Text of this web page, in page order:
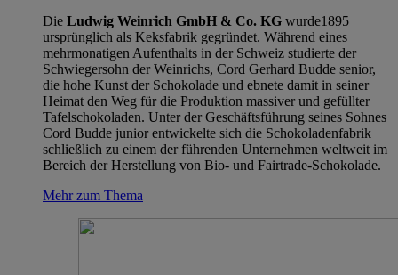
Die Ludwig Weinrich GmbH & Co. KG wurde1895
ursprünglich als Keksfabrik gegründet. Während eines
mehrmonatigen Aufenthalts in der Schweiz studierte der
Schwiegersohn der Weinrichs, Cord Gerhard Budde senior,
die hohe Kunst der Schokolade und ebnete damit in seiner
Heimat den Weg für die Produktion massiver und gefüllter
Tafelschokoladen. Unter der Geschäftsführung seines Sohnes
Cord Budde junior entwickelte sich die Schokoladenfabrik
schließlich zu einem der führenden Unternehmen weltweit im
Bereich der Herstellung von Bio- und Fairtrade-Schokolade.
Mehr zum Thema